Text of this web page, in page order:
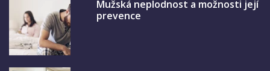
Mužská neplodnost a možnosti její
prevence